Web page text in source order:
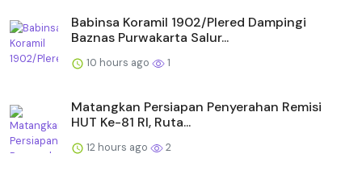
Babinsa Koramil 1902/Plered Dampingi
Baznas Purwakarta Salur...
10 hours ago 1
Matangkan Persiapan Penyerahan Remisi
HUT Ke-81 RI, Ruta...
12 hours ago 2